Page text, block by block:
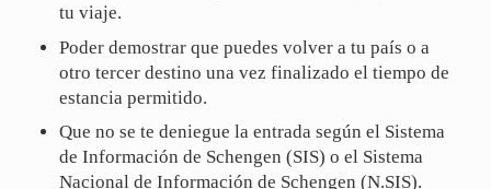
tu viaje.
Poder demostrar que puedes volver a tu país o a
otro tercer destino una vez finalizado el tiempo de
estancia permitido.
Que no se te deniegue la entrada según el Sistema
de Información de Schengen (SIS) o el Sistema
Nacional de Información de Schengen (N.SIS).